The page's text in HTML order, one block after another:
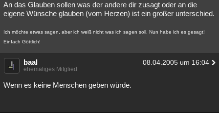
An das Glauben sollen was der andere dir zusagt oder an die
eigene Wünsche glauben (vom Herzen) ist ein großer unterschied.
Ich möchte etwas sagen, aber ich weiß nicht was ich sagen soll. Nun habe ich es gesagt!
Einfach Göttlich!
baal 08.04.2005 um 16:04
ehemaliges Mitglied
Wenn es keine Menschen geben würde.